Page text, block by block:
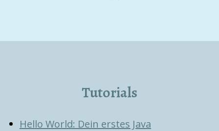
Tutorials
Hello World: Dein erstes Java